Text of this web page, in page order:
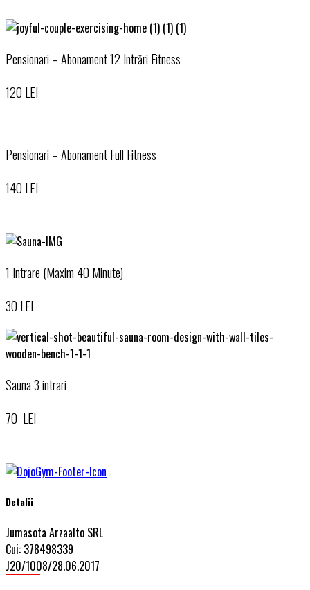
Pensionari – Abonament 12 Intrări Fitness
120 LEI
Pensionari – Abonament Full Fitness
140 LEI
1 Intrare (Maxim 40 Minute)
30 LEI
Sauna 3 intrari
70 LEI
Detalii
Jumasota Arzaalto SRL
Cui: 378498339
J20/1008/28.06.2017